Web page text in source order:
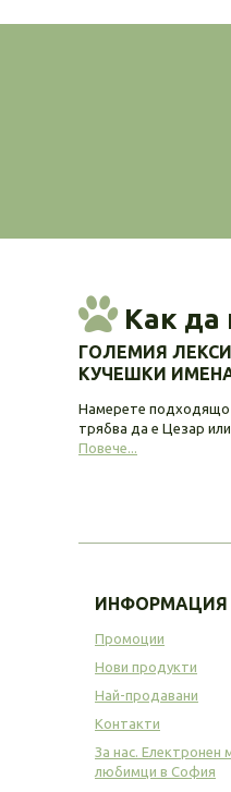
Как да
ГОЛЕМИЯ
КУЧЕШКИ
Намерете подходящо
трябва да е Цезар
Повече...
ИНФОРМАЦИЯ
Промоции
Нови продукти
Най-продавани
Контакти
За нас. Електронен
любимци в София